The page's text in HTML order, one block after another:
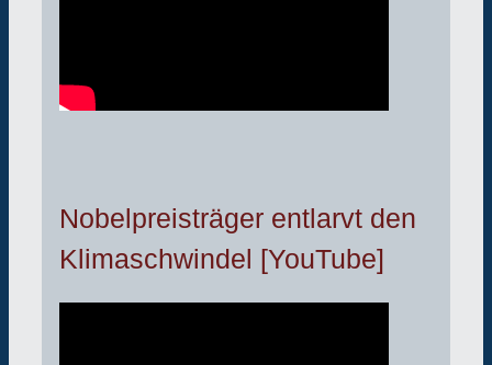
Nobelpreisträger entlarvt den
Klimaschwindel [YouTube]